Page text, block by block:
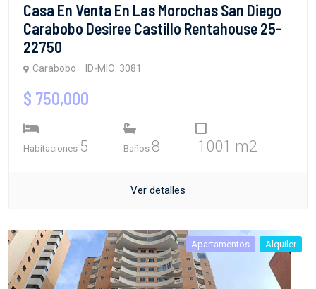
Casa En Venta En Las Morochas San Diego
Carabobo Desiree Castillo Rentahouse 25-
22750
Carabobo ID-MIO: 3081
$ 750,000
Habitaciones 5 Baños 8 1001 m2
Ver detalles
Apartamentos Alquiler